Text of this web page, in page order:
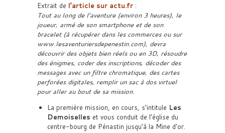
Extrait de l’article sur actu.fr :
Tout au long de l’aventure (environ 3 heures), le
joueur, armé de son smartphone et de son
bracelet (à récupérer dans les commerces ou sur
www.lesaventuriersdepenestin.com), devra
découvrir des objets bien réels ou en 3D, résoudre
des énigmes, coder des inscriptions, décoder des
messages avec un filtre chromatique, des cartes
perforées digitales, remplir un sac à dos virtuel
pour aller au bout de sa mission.
La première mission, en cours, s’intitule Les
Demoiselles et vous conduit de l’église du
centre-bourg de Pénastin jusqu’à la Mine d’or.